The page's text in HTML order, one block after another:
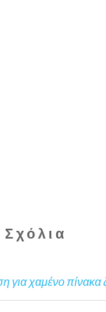
για χαμένο πίνακα